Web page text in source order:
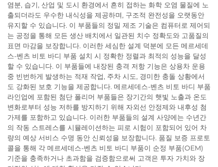
염분, 습기, 산업 및 도시 환경에서 흔히 접하는 화학 오염 물질에 노
출되더라도 우수한 내식성을 제공하며, 구조적 완전성을 오랫동안
유지할 수 있습니다. 이 부품들의 정밀 제조 기술은 컴퓨터로 제어되
는 공정을 통해 모든 생산 배치에서 일관된 치수 정확도와 고품질의
표면 마감을 보장합니다. 이러한 세심한 설계 덕분에 모든 메르세데
스-벤츠 비토 바디 부품 설치 시 정확한 정렬과 최적의 성능을 달성
할 수 있습니다. 이 부품들에 내장된 충격 저항 기능은 상용차 운용
중 빈번하게 발생하는 적재 작업, 주차 시도, 경미한 충돌 상황에서
도 강화된 보호 기능을 제공합니다. 메르세데스-벤츠 비토 바디 부품
라인업에 포함된 첨단 폴리머 부품들은 장기간의 햇빛 노출과 온도
변화로부터 성능 저하를 방지하기 위해 자외선 안정제와 내후성 첨
가제를 포함하고 있습니다. 이러한 부품들의 설계 사양에는 수년간
의 작동 스트레스를 시뮬레이션하는 피로 시험이 포함되어 있어 차
량의 예상 서비스 수명 동안 신뢰성을 보장합니다. 품질 보증 프로토
콜을 통해 각 메르세데스-벤츠 비토 바디 부품이 순정 부품(OEM)
기준을 충족하거나 초과함을 검증함으로써 고객은 투자 가치와 장